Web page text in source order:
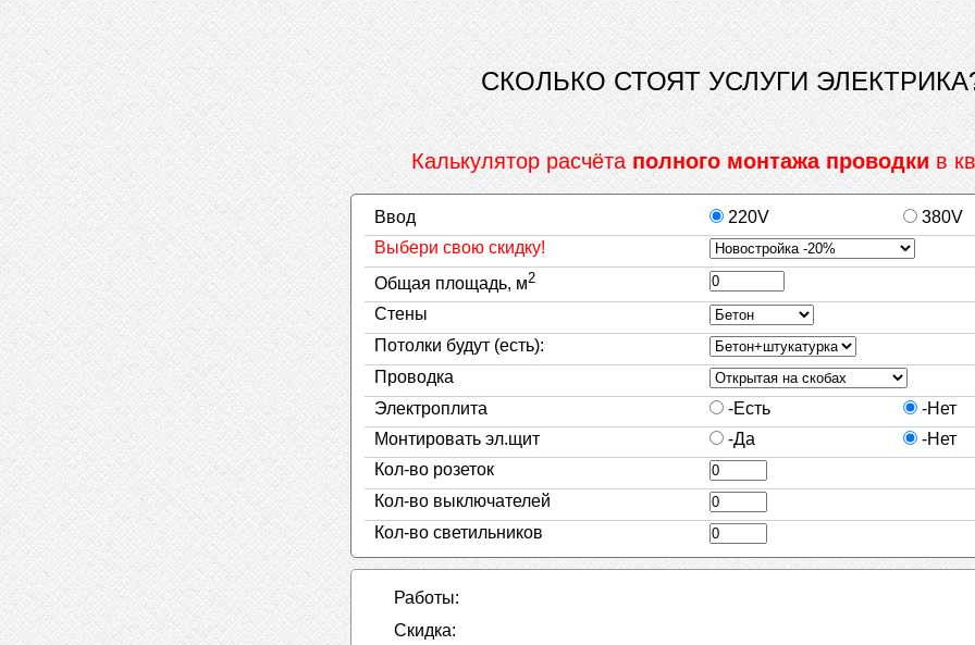
СКОЛЬКО СТОЯТ УСЛУГИ
Калькулятор расчётаполного монтажа проводкив
Ввод 220V
380V
Выбери свою скидку!
Общая площадь, м2
Стены
Потолки будут (есть):
Проводка
Электроплита
-Есть
-Нет
Монтировать эл.щит
-Да
-Нет
Кол-во розеток
Кол-во выключателей
Кол-во светильников
Работы:
Скидка: